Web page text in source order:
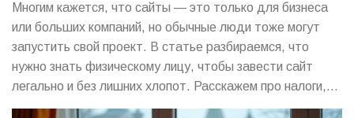
Многим кажется, что сайты — это только для бизнеса
или больших компаний, но обычные люди тоже могут
запустить свой проект. В статье разбираемся, что
нужно знать физическому лицу, чтобы завести сайт
легально и без лишних хлопот. Расскажем про налоги,
точку старта и подводные камни, чтобы вы могли